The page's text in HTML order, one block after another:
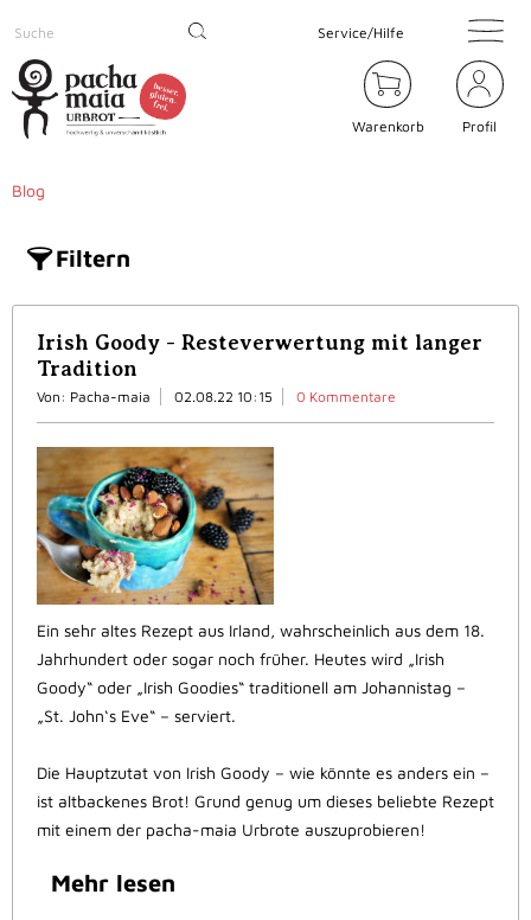
Service/Hilfe
Warenkorb Profil
Blog
Filtern
Irish Goody - Resteverwertung mit langer
Tradition
Von: Pacha-maia 02.08.22 10:15 0 Kommentare
Ein sehr altes Rezept aus Irland, wahrscheinlich aus dem 18.
Jahrhundert oder sogar noch früher. Heutes wird „Irish
Goody“ oder „Irish Goodies“ traditionell am Johannistag –
„St. John‘s Eve“ – serviert.
Die Hauptzutat von Irish Goody – wie könnte es anders ein –
ist altbackenes Brot! Grund genug um dieses beliebte Rezept
mit einem der pacha-maia Urbrote auszuprobieren!
Mehr lesen